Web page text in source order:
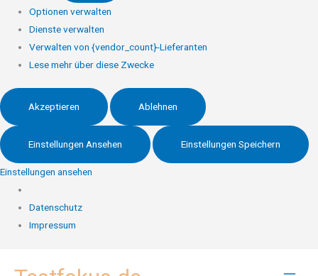
Optionen verwalten
Dienste verwalten
Verwalten von {vendor_count}-Lieferanten
Lese mehr über diese Zwecke
Akzeptieren Ablehnen
Einstellungen Ansehen Einstellungen Speichern
Einstellungen ansehen
Datenschutz
Impressum